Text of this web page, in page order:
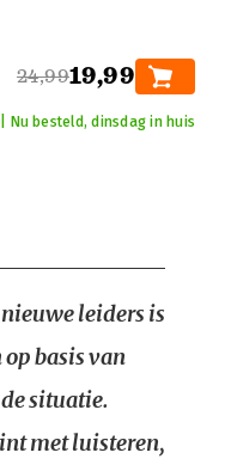
24,9919,99
Nu besteld, dinsdag in huis
leiders is
basis van
situatie.
met luisteren,